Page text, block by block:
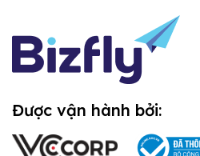
Được vận hành bởi: